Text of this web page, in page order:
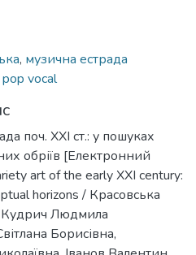
, музична естрада
pop vocal
поч. XXI ст.: у пошуках
обріїв [Електронний
art of the early XXI century:
horizons / Красовська
Людмила
Борисівна,